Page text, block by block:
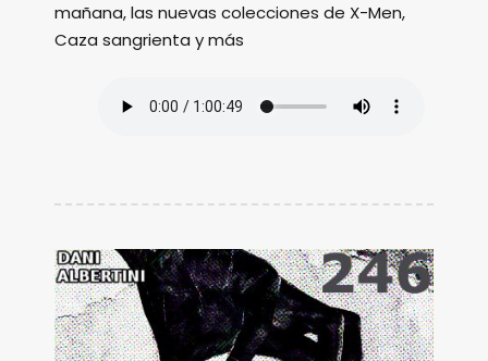
mañana, las nuevas colecciones de X-Men,
Caza sangrienta y más